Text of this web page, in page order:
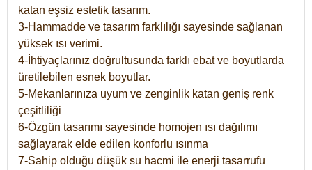
katan eşsiz estetik tasarım.
3-Hammadde ve tasarım farklılığı sayesinde sağlanan
yüksek ısı verimi.
4-İhtiyaçlarınız doğrultusunda farklı ebat ve boyutlarda
üretilebilen esnek boyutlar.
5-Mekanlarınıza uyum ve zenginlik katan geniş renk
çeşitliliği
6-Özgün tasarımı sayesinde homojen ısı dağılımı
sağlayarak elde edilen konforlu ısınma
7-Sahip olduğu düşük su hacmi ile enerji tasarrufu